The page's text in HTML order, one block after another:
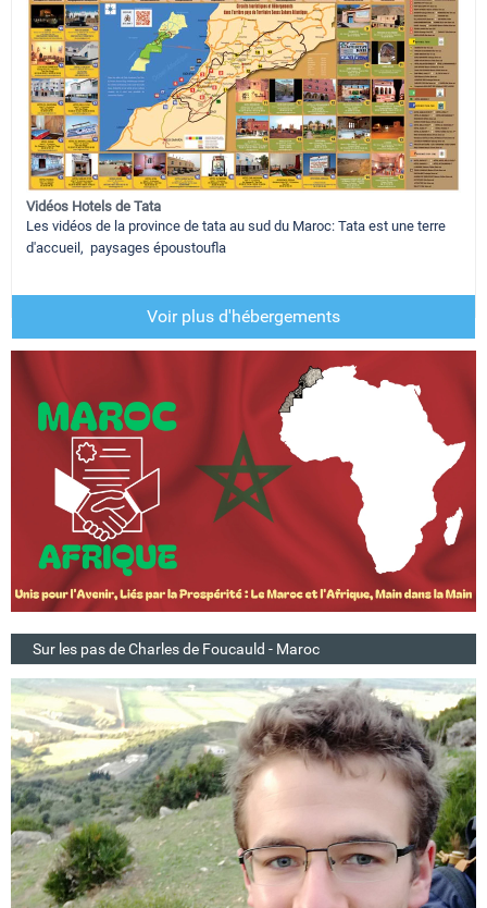
Vidéos Hotels de Tata
Les vidéos de la province de tata au sud du Maroc: Tata est une terre
d'accueil, paysages époustoufla
Voir plus d'hébergements
Sur les pas de Charles de Foucauld - Maroc